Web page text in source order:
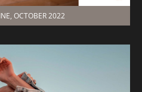
OCTOBER 2022